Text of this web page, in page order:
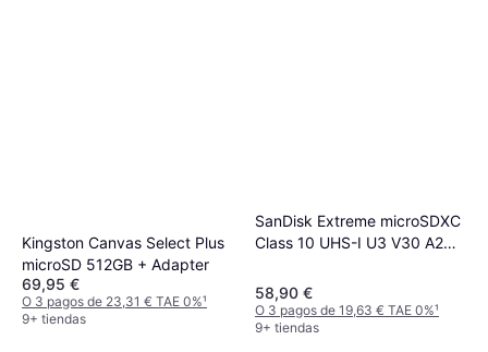
Kingston Canvas Select Plus
microSD 512GB + Adapter
69,95 €
O 3 pagos de 23,31 € TAE 0%¹
9+ tiendas
SanDisk Extreme microSDXC
Class 10 UHS-I U3 V30 A2
+Adapter
58,90 €
O 3 pagos de 19,63 € TAE 0%¹
9+ tiendas